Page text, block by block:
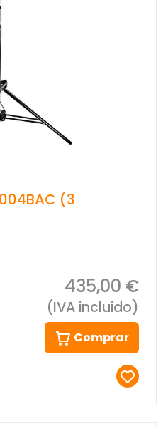
(3
435,00 €
(IVA incluido)
Comprar